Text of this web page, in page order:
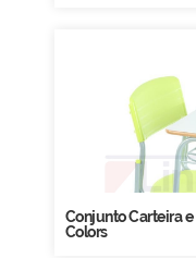
Conjunto Carteira
Colors